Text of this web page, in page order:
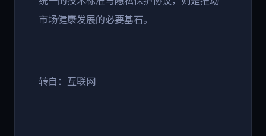
市场健康发展的必要基石。
转自：互联网